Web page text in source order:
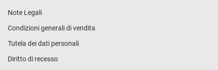
Note Legali
Condizioni generali di vendita
Tutela dei dati personali
Diritto di recesso